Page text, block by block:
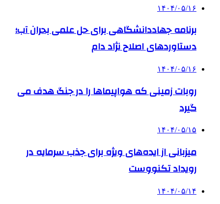
۱۴۰۴/۰۵/۱۶
برنامه جهاددانشگاهی برای حل علمی بحران آب؛
دستاوردهای اصلاح نژاد دام
۱۴۰۴/۰۵/۱۶
روبات زمینی که هواپیماها را در جنگ هدف می
گیرد
۱۴۰۴/۰۵/۱۵
میزبانی از ایده‌های ویژه برای جذب سرمایه در
رویداد تکنووست
۱۴۰۴/۰۵/۱۴